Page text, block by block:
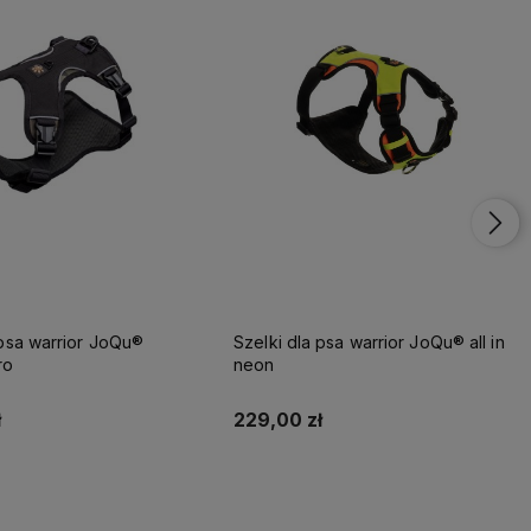
warrior JoQu®
Szelki dla psa warrior JoQu® all in
neon
229,00 zł